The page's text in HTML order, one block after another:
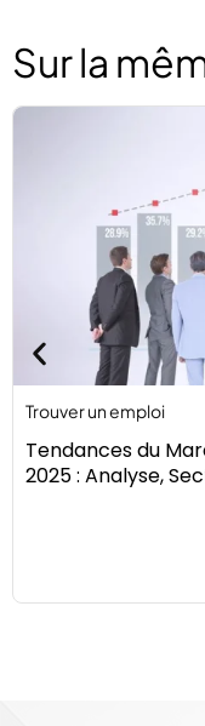
Sur la
Trouver un emploi
Tendances du
2025 : Analyse,